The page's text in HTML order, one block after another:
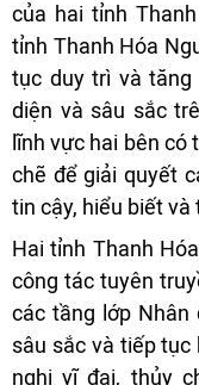
của hai tỉnh
tỉnh Thanh Hóa
tục duy trì và
diện và sâu sắc
lĩnh vực hai bên có
chẽ để giải quyết
tin cậy, hiểu biết
Hai tỉnh Thanh
công tác tuyên
các tầng lớp Nhân
sâu sắc và tiếp tục
nghị vĩ đại, thủy